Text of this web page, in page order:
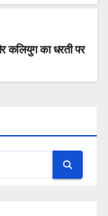
कलियुग का धरती पर